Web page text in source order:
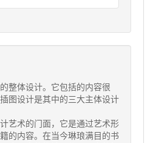
整体设计。它包括的内容很
图设计是其中的三大主体设计
艺术的门面，它是通过艺术形
的内容。在当今琳琅满目的书